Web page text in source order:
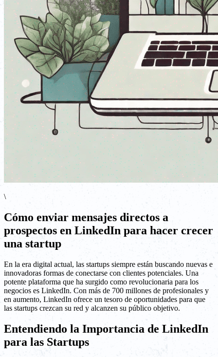
\
Cómo enviar mensajes directos a
prospectos en LinkedIn para hacer crecer
una startup
En la era digital actual, las startups siempre están buscando nuevas e
innovadoras formas de conectarse con clientes potenciales. Una
potente plataforma que ha surgido como revolucionaria para los
negocios es LinkedIn. Con más de 700 millones de profesionales y
en aumento, LinkedIn ofrece un tesoro de oportunidades para que
las startups crezcan su red y alcanzen su público objetivo.
Entendiendo la Importancia de LinkedIn
para las Startups